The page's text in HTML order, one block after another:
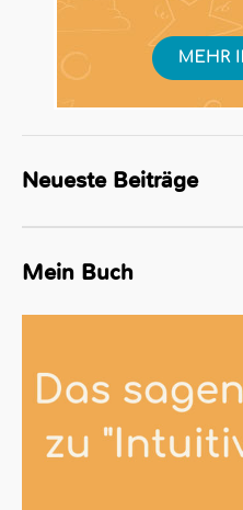
Neueste Beiträge
Mein Buch